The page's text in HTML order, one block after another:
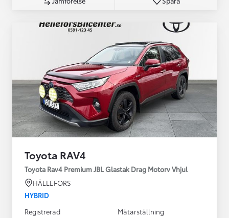
Toyota RAV4
Toyota Rav4 Premium JBL Glastak Drag Motorv Vhjul
HÄLLEFORS
HYBRID
Registrerad
Mätarställning